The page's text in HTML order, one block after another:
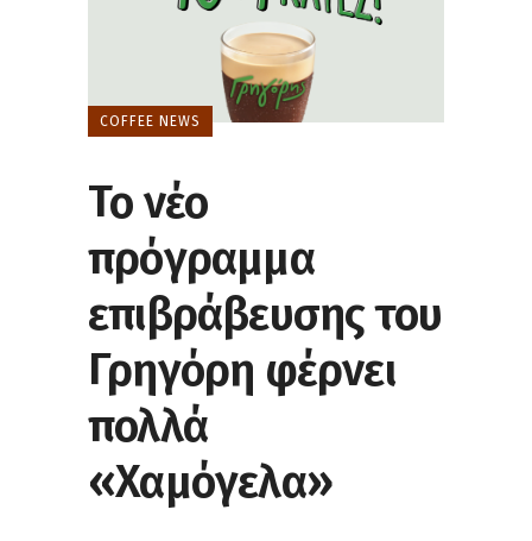
COFFEE NEWS
Το νέο
πρόγραμμα
επιβράβευσης του
Γρηγόρη φέρνει
πολλά
«Χαμόγελα»